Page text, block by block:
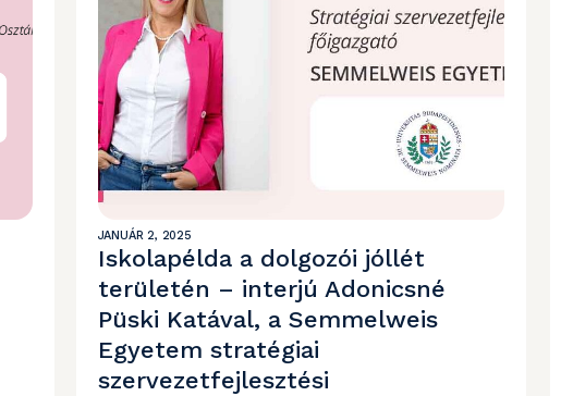
JANUÁR 2, 2025
Iskolapélda a dolgozói jóllét
területén – interjú Adonicsné
Püski Katával, a Semmelweis
Egyetem stratégiai
szervezetfejlesztési